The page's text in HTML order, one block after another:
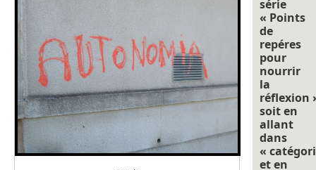
série
« Points
de
repéres
pour
nourrir
la
réflexion
soit en
allant
dans
«
et en